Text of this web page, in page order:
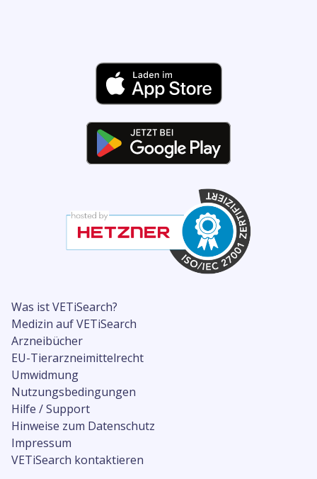
Was ist VETiSearch?
Medizin auf VETiSearch
Arzneibücher
EU-Tierarzneimittelrecht
Umwidmung
Nutzungsbedingungen
Hilfe / Support
Hinweise zum Datenschutz
Impressum
VETiSearch kontaktieren